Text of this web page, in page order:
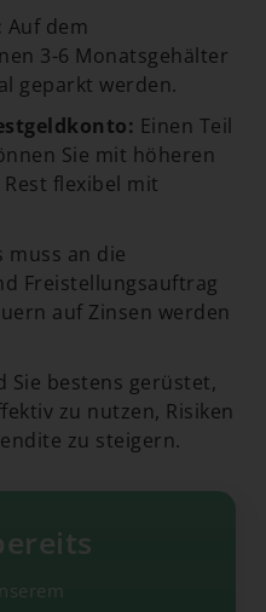
Auf dem
3-6 Monatsgehälter
geparkt werden.
Einen Teil
Sie mit höheren
flexibel mit
muss an die
Freistellungsauftrag
auf Zinsen werden
Sie bestens gerüstet,
zu nutzen, Risiken
zu steigern.